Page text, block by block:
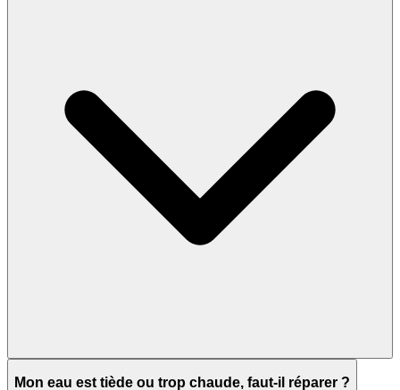
Mon eau est tiède ou trop chaude, faut-il réparer ?